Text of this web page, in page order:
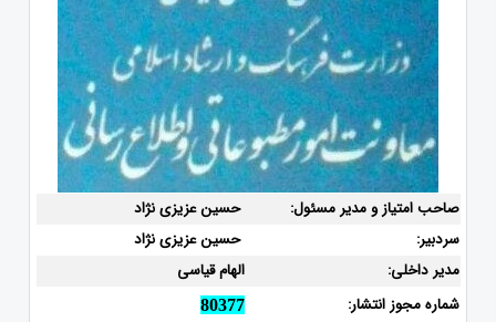
صاحب امتیاز و مدیر مسئول:
حسین عزیزی نژاد
سردبیر:
حسین عزیزی نژاد
مدیر داخلی:
الهام قیاسی
شماره مجوز انتشار:
80377